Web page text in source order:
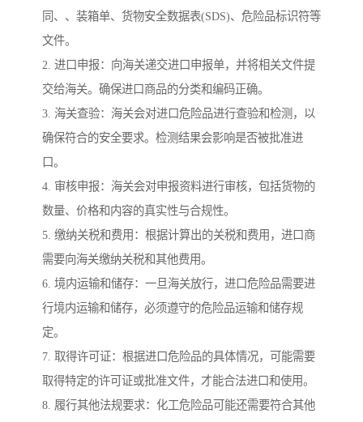
同、、装箱单、货物安全数据表(SDS)、危险品标识符等
文件。
2. 进口申报：向海关递交进口申报单，并将相关文件提
交给海关。确保进口商品的分类和编码正确。
3. 海关查验：海关会对进口危险品进行查验和检测，以
确保符合的安全要求。检测结果会影响是否被批准进
口。
4. 审核申报：海关会对申报资料进行审核，包括货物的
数量、价格和内容的真实性与合规性。
5. 缴纳关税和费用：根据计算出的关税和费用，进口商
需要向海关缴纳关税和其他费用。
6. 境内运输和储存：一旦海关放行，进口危险品需要进
行境内运输和储存，必须遵守的危险品运输和储存规
定。
7. 取得许可证：根据进口危险品的具体情况，可能需要
取得特定的许可证或批准文件，才能合法进口和使用。
8. 履行其他法规要求：化工危险品可能还需要符合其他